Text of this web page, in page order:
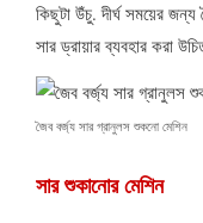
কিছুটা উঁচু. দীর্ঘ সময়ের
সার ড্রায়ার ব্যবহার করা
জৈব বর্জ্য সার গ্রানুলস শুকনো মেশিন
সার শুকানোর মেশিন